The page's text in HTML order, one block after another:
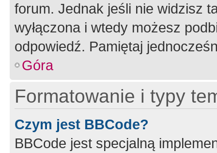
forum. Jednak jeśli nie widzisz
wyłączona i wtedy możesz
odpowiedź. Pamiętaj
Góra
Formatowanie i typy
Czym jest BBCode?
BBCode jest specjalną